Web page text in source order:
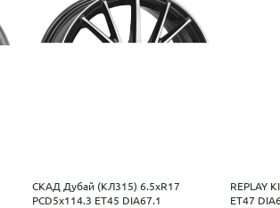
СКАД Дубай (КЛ315) 6.5xR17
PCD5x114.3 ET45 DIA67.1
REPLAY
ET47